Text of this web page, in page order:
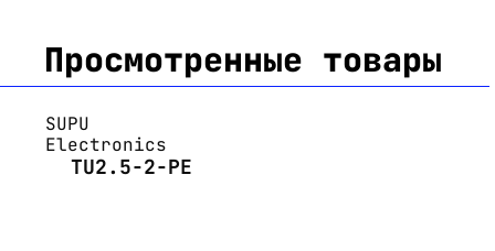
Просмотренные товары
SUPU
Electronics
TU2.5-2-PE